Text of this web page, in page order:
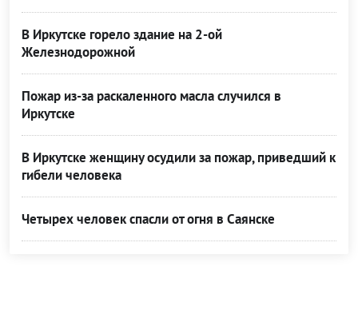
В Иркутске горело здание на 2-ой
Железнодорожной
Пожар из-за раскаленного масла случился в
Иркутске
В Иркутске женщину осудили за пожар, приведший к
гибели человека
Четырех человек спасли от огня в Саянске